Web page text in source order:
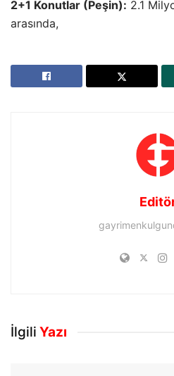
2+1 Konutlar (Peşin): 2.1
arasında,
İlgili Yazı